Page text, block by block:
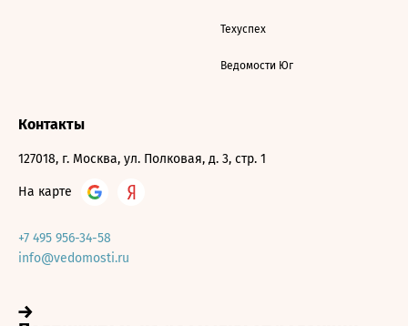
Техуспех
Ведомости Юг
Контакты
127018, г. Москва, ул. Полковая, д. 3, стр. 1
На карте
+7 495 956-34-58
info@vedomosti.ru